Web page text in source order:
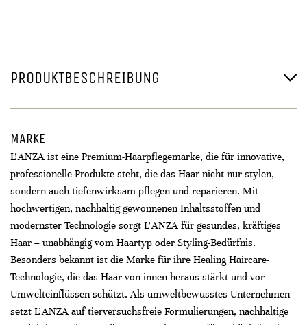
PRODUKTBESCHREIBUNG
MARKE
L’ANZA ist eine Premium-Haarpflegemarke, die für innovative,
professionelle Produkte steht, die das Haar nicht nur stylen,
sondern auch tiefenwirksam pflegen und reparieren. Mit
hochwertigen, nachhaltig gewonnenen Inhaltsstoffen und
modernster Technologie sorgt L’ANZA für gesundes, kräftiges
Haar – unabhängig vom Haartyp oder Styling-Bedürfnis.
Besonders bekannt ist die Marke für ihre Healing Haircare-
Technologie, die das Haar von innen heraus stärkt und vor
Umwelteinflüssen schützt. Als umweltbewusstes Unternehmen
setzt L’ANZA auf tierversuchsfreie Formulierungen, nachhaltige